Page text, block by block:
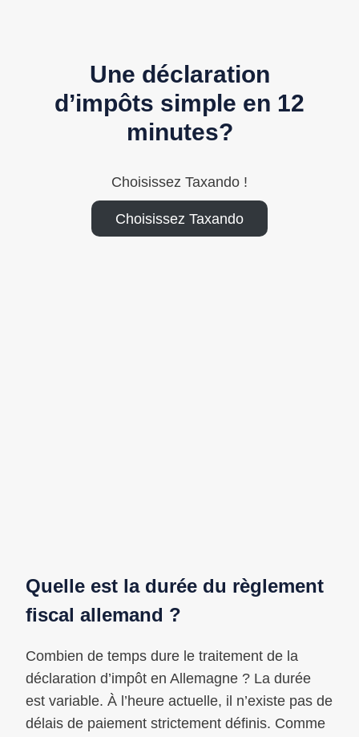
Une déclaration
d’impôts simple en 12
minutes?
Choisissez Taxando !
Choisissez Taxando
Quelle est la durée du règlement
fiscal allemand ?
Combien de temps dure le traitement de la
déclaration d’impôt en Allemagne ? La durée
est variable. À l’heure actuelle, il n’existe pas de
délais de paiement strictement définis. Comme